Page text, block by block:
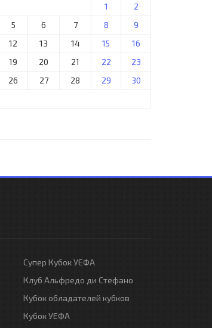
1
2
5 6 7 8
9
12 13 14 15
16
19 20 21 22
23
26 27 28 29
30
Супер Кубок УЕФА
Клуб Альфредо ди Стефано
Кубок обладателей кубков
Кубок УЕФА